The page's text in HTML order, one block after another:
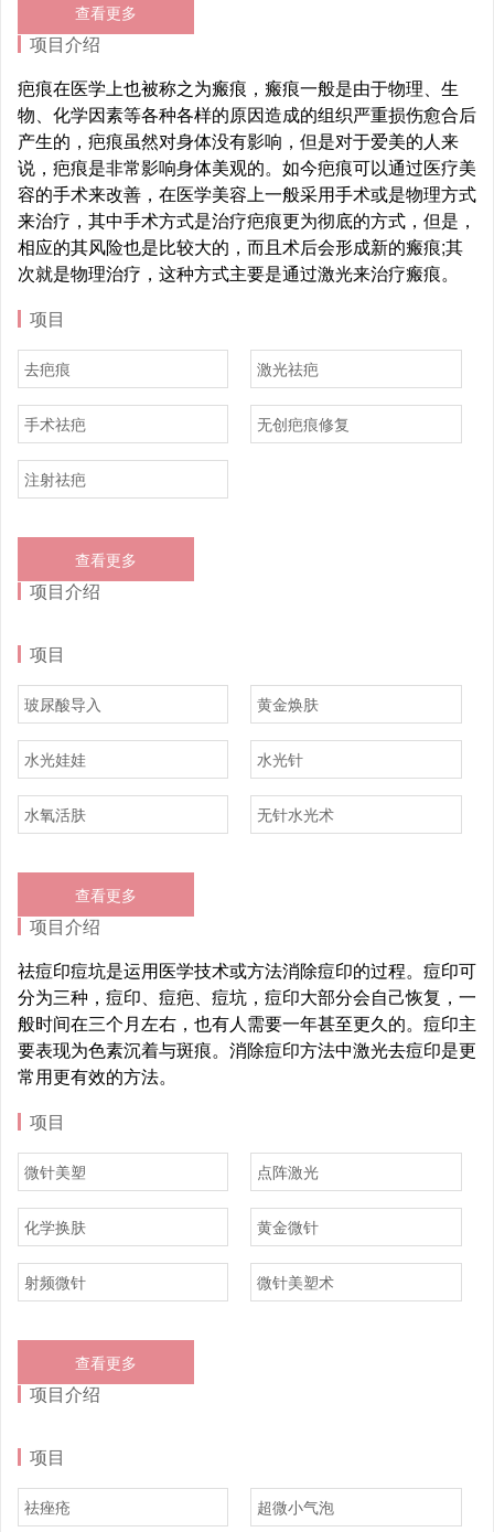
查看更多
项目介绍
疤痕在医学上也被称之为瘢痕，瘢痕一般是由于物理、生
物、化学因素等各种各样的原因造成的组织严重损伤愈合后
产生的，疤痕虽然对身体没有影响，但是对于爱美的人来
说，疤痕是非常影响身体美观的。如今疤痕可以通过医疗美
容的手术来改善，在医学美容上一般采用手术或是物理方式
来治疗，其中手术方式是治疗疤痕更为彻底的方式，但是，
相应的其风险也是比较大的，而且术后会形成新的瘢痕;其
次就是物理治疗，这种方式主要是通过激光来治疗瘢痕。
项目
去疤痕 激光祛疤
手术祛疤 无创疤痕修复
注射祛疤
查看更多
项目介绍
项目
玻尿酸导入 黄金焕肤
水光娃娃 水光针
水氧活肤 无针水光术
查看更多
项目介绍
祛痘印痘坑是运用医学技术或方法消除痘印的过程。痘印可
分为三种，痘印、痘疤、痘坑，痘印大部分会自己恢复，一
般时间在三个月左右，也有人需要一年甚至更久的。痘印主
要表现为色素沉着与斑痕。消除痘印方法中激光去痘印是更
常用更有效的方法。
项目
微针美塑 点阵激光
化学换肤 黄金微针
射频微针 微针美塑术
查看更多
项目介绍
项目
祛痤疮 超微小气泡